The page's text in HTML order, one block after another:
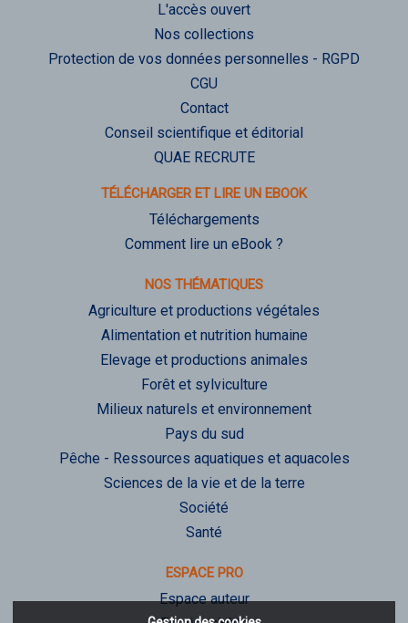
L'accès ouvert
Nos collections
Protection de vos données personnelles - RGPD
CGU
Contact
Conseil scientifique et éditorial
QUAE RECRUTE
TÉLÉCHARGER ET LIRE UN EBOOK
Téléchargements
Comment lire un eBook ?
NOS THÉMATIQUES
Agriculture et productions végétales
Alimentation et nutrition humaine
Elevage et productions animales
Forêt et sylviculture
Milieux naturels et environnement
Pays du sud
Pêche - Ressources aquatiques et aquacoles
Sciences de la vie et de la terre
Société
Santé
ESPACE PRO
Espace auteur